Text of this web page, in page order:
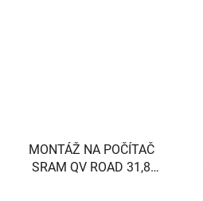
MONTÁŽ NA POČÍTAČ
SRAM QV ROAD 31,8